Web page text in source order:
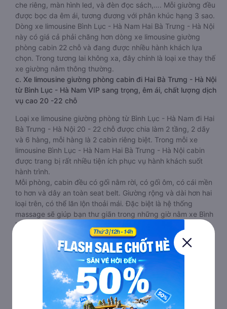
che riêng, màn hình led, và đèn đọc sách,…. Mỗi giường đều
được bọc da êm ái, tương đương với phân khúc hạng 3 sao.
Dòng xe limousine Bình Lục - Hà Nam Hai Bà Trưng - Hà Nội
này có giá cả phải chăng hơn dòng xe limousine giường
phòng cabin 22 chỗ và đang được nhiều hành khách lựa
chọn. Trong tương lai không xa, đây chính là loại xe thay thế
xe giường nằm thông thường.
c. Xe limousine giường phòng cabin đi Hai Bà Trưng - Hà Nội
từ Bình Lục - Hà Nam VIP sang trọng, êm ái, chất lượng dịch
vụ cao 20 -22 chỗ
Loại xe limousine giường phòng từ Bình Lục - Hà Nam đi Hai
Bà Trưng - Hà Nội 20 - 22 chỗ được chia làm 2 tầng, 2 dãy
và 6 hàng, mỗi hàng là 2 cabin riêng biệt. Trong mỗi xe
limousine Bình Lục - Hà Nam Hai Bà Trưng - Hà Nội cabin
được trang bị rất nhiều tiện ích phục vụ hành khách suốt
hành trình.
Mỗi phòng, cabin đều có gối nằm rời, có gối ôm, có cái mền
to hơn và dây an toàn seat belt. Giường rộng và dài hơn hai
loại trên, có thể lăn lộn thoải mái. Đặc biệt là hệ thống
massage sẽ giúp bạn thư giãn trong những giờ nằm xe Bình
Lục - Hà Nam đến Hai Bà Trưng - Hà Nội dài. Bảng điều
khiển chính nằm ngay cạnh đầu để tiện tay tuỳ chỉnh gồm:
một cái nút to đùng để gọi tiếp viên, 2 cổng USB , 1 jack
cắm 3.5mm và 3 cái nút có biểu tượng nguồn dùng để
tắt/mở dàn đèn chính của buồng nằm chạy dọc trên đầu,
đèn dưới chân và màn hình tv có đầy đủ phim chuẩn HD
phục vụ hành khách giải trí trong chuyến đi từ Bình Lục - Hà
Nam đến Hai Bà Trưng - Hà Nội.